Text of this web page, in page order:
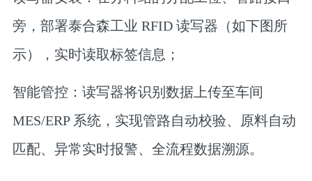
旁，部署泰合森工业 RFID 读写器（如下图所
示），实时读取标签信息；
智能管控 ：读写器将识别数据上传至车间
MES/ERP 系统，实现管路自动校验、原料自动
匹配、异常实时报警、全流程数据溯源。